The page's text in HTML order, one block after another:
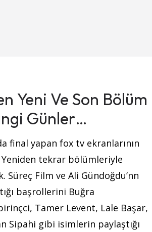
Yeni Ve Son Bölüm
Günler
final yapan fox tv ekranlarının
Yeniden tekrar bölümleriyle
Süreç Film ve Ali Gündoğdu’nn
başrollerini Buğra
Tamer Levent, Lale Başar,
Sipahi gibi isimlerin paylaştığı